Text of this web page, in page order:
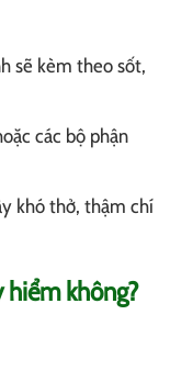
sẽ kèm theo sốt,
các bộ phận
khó thở, thậm chí
hiểm không?